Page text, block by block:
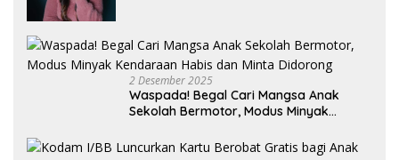
2 Desember 2025
Waspada! Begal Cari Mangsa Anak
Sekolah Bermotor, Modus Minyak